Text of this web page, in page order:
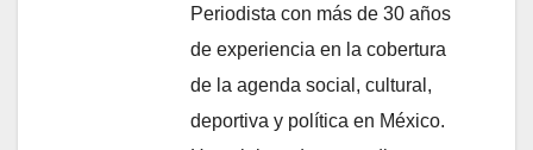
Periodista con más de 30 años
de experiencia en la cobertura
de la agenda social, cultural,
deportiva y política en México.